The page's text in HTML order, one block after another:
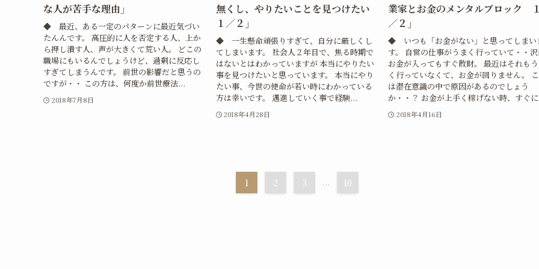
な人が苦手な理由」
◆ 最近、ある一定のパターンに最近気づい
たんんです。 高圧的に人を否定する人、上か
ら押し潰す人、声が大きくて荒い人。 どこの
職場にもいるんでしょうけど、過剰に反応し
すぎてしまうんです。 前世の影響だと思うの
ですが・・ この方は、何度か前世療法...
2018年7月8日
無くし、やりたいことを見つけたい
１／２」
◆ 一生懸命頑張りすぎて、自分に厳しくし
てしまいます。 社会人２年目で、焦る時期で
はないとはわかっていますが 本当にやりたい
事を見つけたいと思っています。 本当にやり
たい事、今世の使命が若い時にわかっている
方は幸いです。 邁進していく事で経験...
2018年4月28日
業家とお金のメンタルブロック １
／２」
◆ いつも「お金がない」と思ってしまい
す。 自営の仕事がうまく行っていて・・
お金が入ってもすぐ散財。 最近はそれも
く行っていなくて、お金が回りません。
は潜在意識の中で原因があるのでしょう
か・・？ お金が上手く稼げない時、すぐ
2018年4月16日
1 2 3 ... 10